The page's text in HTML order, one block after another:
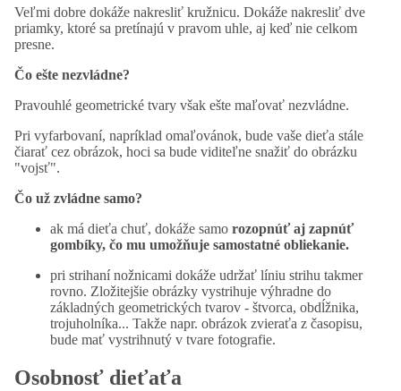
Veľmi dobre dokáže nakresliť kružnicu. Dokáže nakresliť dve
priamky, ktoré sa pretínajú v pravom uhle, aj keď nie celkom
presne.
Čo ešte nezvládne?
Pravouhlé geometrické tvary však ešte maľovať nezvládne.
Pri vyfarbovaní, napríklad omaľovánok, bude vaše dieťa stále
čiarať cez obrázok, hoci sa bude viditeľne snažiť do obrázku
"vojsť".
Čo už zvládne samo?
ak má dieťa chuť, dokáže samo rozopnúť aj zapnúť
gombíky, čo mu umožňuje samostatné obliekanie.
pri strihaní nožnicami dokáže udržať líniu strihu takmer
rovno. Zložitejšie obrázky vystrihuje výhradne do
základných geometrických tvarov - štvorca, obdĺžnika,
trojuholníka... Takže napr. obrázok zvieraťa z časopisu,
bude mať vystrihnutý v tvare fotografie.
Osobnosť dieťaťa